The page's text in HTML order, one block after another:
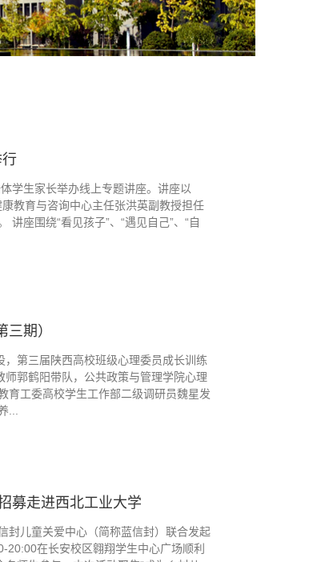
行
学生家长举办线上专题讲座。讲座以
教育与咨询中心主任张洪英副教授担任
座围绕“看见孩子”、“遇见自己”、“自
期）
，第三届陕西高校班级心理委员成长训练
郭鹤阳带队，公共政策与管理学院心理
育工委高校学生工作部二级调研员魏星发
...
募走进西北工业大学
封儿童关爱中心（简称蓝信封）联合发起
在长安校区翱翔学生中心广场顺利